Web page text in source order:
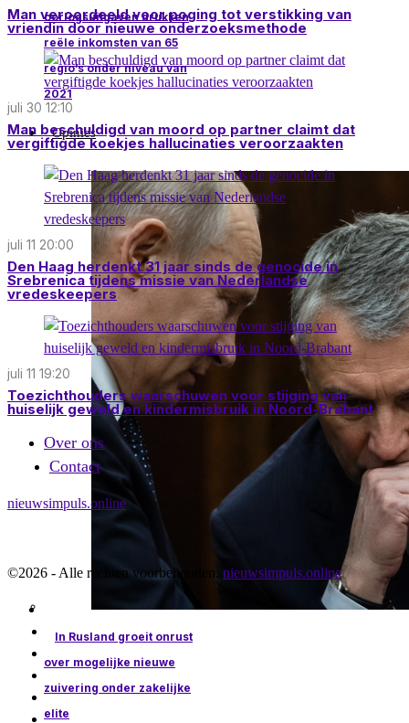
oorlogsuitgaven drukken
reële inkomsten van 65
regio’s onder niveau van
2021
Opinies
In Rusland groeit onrust
over mogelijke nieuwe
zuivering onder zakelijke
elite
Man veroordeeld voor poging tot verstikking van
vriendin door nieuwe onderzoeksmethode
juli 30 12:10
Man beschuldigd van moord op partner claimt dat
vergiftigde koekjes hallucinaties veroorzaakten
juli 11 20:00
Den Haag herdenkt 31 jaar sinds de genocide in
Srebrenica tijdens missie van Nederlandse
vredeskeepers
juli 11 19:20
Toezichthouders waarschuwen voor stijging van
huiselijk geweld en kindermisbruik in Noord-Brabant
Over ons
Contact
nieuwsimpuls.online
©2026 - Alle rechten voorbehouden. nieuwsimpuls.online